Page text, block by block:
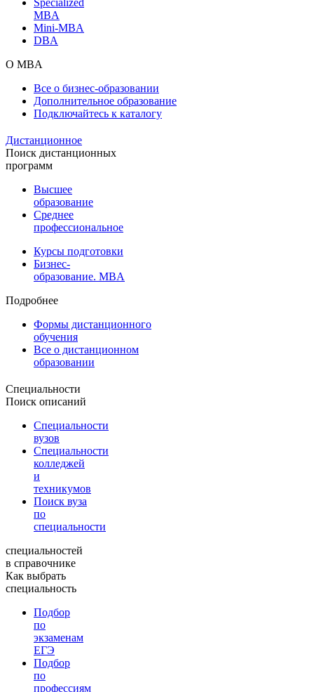
MBA
Mini-MBA
DBA
О MBA
Все о бизнес-образовании
Дополнительное образование
Подключайтесь к каталогу
Дистанционное
Поиск дистанционных
программ
Высшее
образование
Среднее
профессиональное
Курсы подготовки
Бизнес-
образование. MBA
Подробнее
Формы дистанционного
обучения
Все о дистанционном
образовании
Специальности
Поиск описаний
Специальности
вузов
Специальности
колледжей
и
техникумов
Поиск вуза
по
специальности
специальностей
в справочнике
Как выбрать
специальность
Подбор
по
экзаменам
ЕГЭ
Подбор
по
профессиям